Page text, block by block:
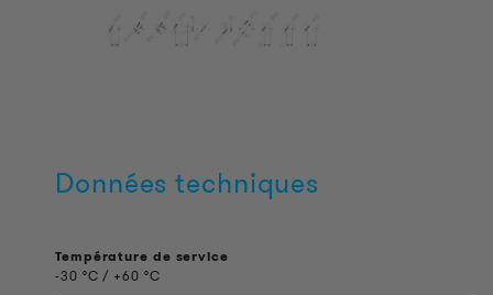
Données techniques
Température de service
-30 °C / +60 °C